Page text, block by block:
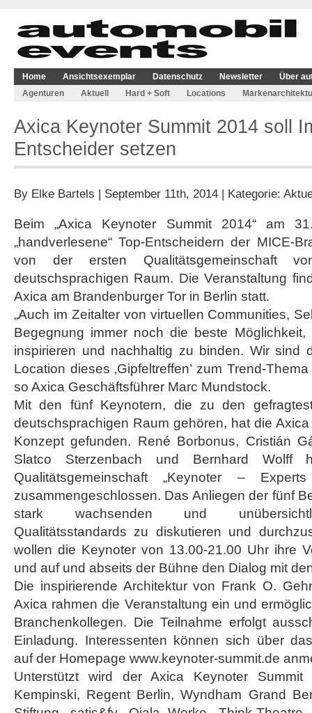
Home Ansichtsexemplar Datenschutz Newsletter
Über
Agenturen
Aktuell Hard + Soft Locations
Axica Keynoter Summit 2014 soll
Entscheider setzen
By Elke Bartels | September 11th, 2014 | Kategorie:
Beim „Axica Keynoter Summit 2014“ am
„handverlesene“ Top-Entscheidern der MICE-
von der ersten Qualitätsgemeinschaft
deutschsprachigen Raum. Die Veranstaltung
Axica am Brandenburger Tor in Berlin statt.
„Auch im Zeitalter von virtuellen Communities,
Begegnung immer noch die beste
inspirieren und nachhaltig zu binden. Wir sind
Location dieses ‚Gipfeltreffen’ zum Trend-
so Axica Geschäftsführer Marc Mundstock.
Mit den fünf Keynotern, die zu den
deutschsprachigen Raum gehören, hat die
Konzept gefunden. René Borbonus, Cristián
Slatco Sterzenbach und Bernhard Wolff
Qualitätsgemeinschaft „Keynoter –
zusammengeschlossen. Das Anliegen der fünf
stark wachsenden und
Qualitätsstandards zu diskutieren und
wollen die Keynoter von 13.00-21.00 Uhr ihre
und auf und abseits der Bühne den Dialog mit
Die inspirierende Architektur von Frank O.
Axica rahmen die Veranstaltung ein und
Branchenkollegen. Die Teilnahme erfolgt
Einladung. Interessenten können sich über
auf der Homepage www.keynoter-summit.de
Unterstützt wird der Axica Keynoter
Kempinski, Regent Berlin, Wyndham Grand